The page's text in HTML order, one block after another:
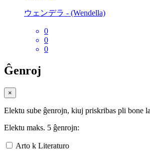
ウェンデラ - (Wendella)
0
0
0
Ĝenroj
×
Elektu sube ĝenrojn, kiuj priskribas pli bone
Elektu maks. 5 ĝenrojn:
Arto k Literaturo